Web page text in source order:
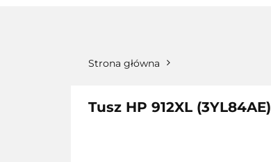
Strona główna
Tusz HP 912XL